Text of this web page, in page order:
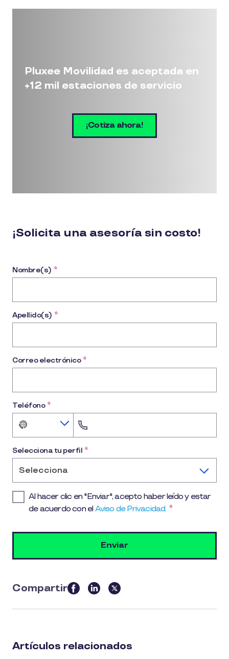
Pluxee Movilidad es aceptada en
+12 mil estaciones de servicio
¡Cotiza ahora!
¡Solicita una asesoría sin costo!
Nombre(s) *
Apellido(s) *
Correo electrónico *
Teléfono *
No
selected
Selecciona tu perfil *
Selecciona
Al hacer clic en "Enviar", acepto haber leído y estar
de acuerdo con elAviso de Privacidad. *
Compartir
this
article
media
Artículos relacionados